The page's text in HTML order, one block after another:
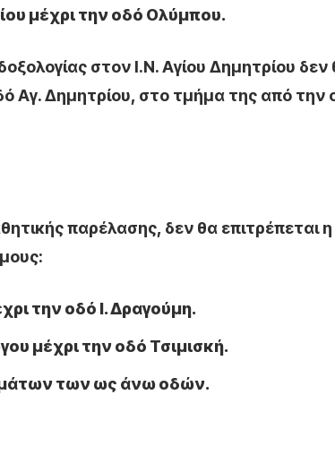
μέχρι την οδό Ολύμπου.
στον Ι.Ν. Αγίου Δημητρίου δεν
Αγ. Δημητρίου, στο τμήμα της από την
παρέλασης, δεν θα επιτρέπεται η
την οδό Ι. Δραγούμη.
μέχρι την οδό Τσιμισκή.
των ως άνω οδών.